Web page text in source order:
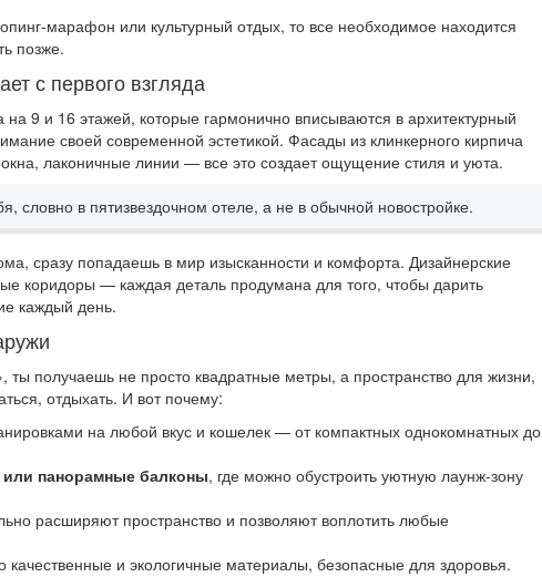
марафон или культурный отдых, то все необходимое находится
позже.
с первого взгляда
9 и 16 этажей, которые гармонично вписываются в архитектурный
своей современной эстетикой. Фасады из клинкерного кирпича
лаконичные линии — все это создает ощущение стиля и уюта.
словно в пятизвездочном отеле, а не в обычной новостройке.
сразу попадаешь в мир изысканности и комфорта. Дизайнерские
коридоры — каждая деталь продумана для того, чтобы дарить
каждый день.
ты получаешь не просто квадратные метры, а пространство для жизни,
отдыхать. И вот почему:
на любой вкус и кошелек — от компактных однокомнатных до
панорамные балконы, где можно обустроить уютную лаунж-зону
расширяют пространство и позволяют воплотить любые
качественные и экологичные материалы, безопасные для здоровья.